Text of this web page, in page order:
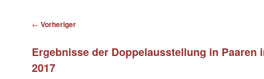
Beitragsnavigation
← Vorheriger
Ergebnisse der Doppelausstellung in Paaren
2017